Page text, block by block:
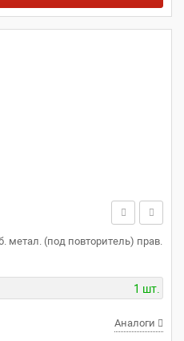
метал. (под повторитель) прав.
1 шт.
Аналоги